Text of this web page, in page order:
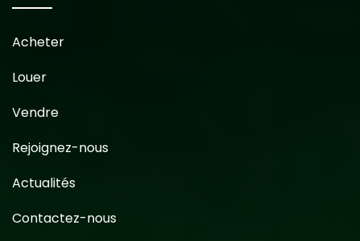
Acheter
Louer
Vendre
Rejoignez-nous
Actualités
Contactez-nous